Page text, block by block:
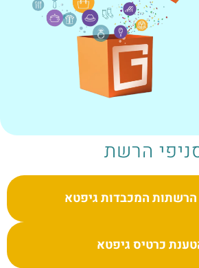
הרשת
המכבדות גיפטא
כרטיס גיפטא